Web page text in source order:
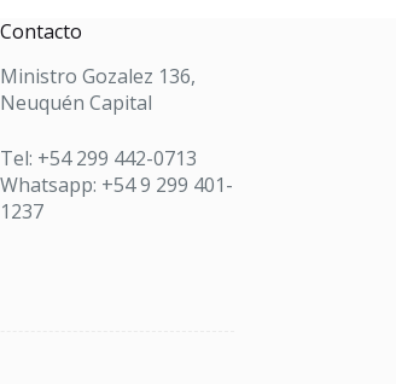
Contacto
Ministro Gozalez 136,
Neuquén Capital
Tel: +54 299 442-0713
Whatsapp: +54 9 299 401-
1237